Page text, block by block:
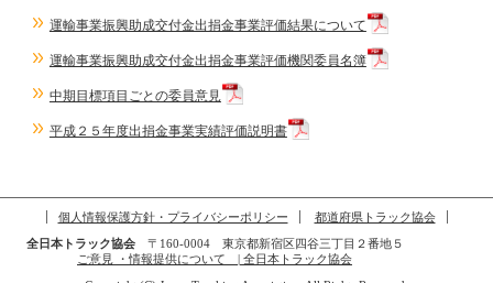
運輸事業振興助成交付金出捐金事業評価結果について
運輸事業振興助成交付金出捐金事業評価機関委員名簿
中期目標項目ごとの委員意見
平成２５年度出捐金事業実績評価説明書
個人情報保護方針・プライバシーポリシー
都道府県トラック協会
全日本トラック協会〒160-0004 東京都新宿区四谷三丁目２番地５
ご意見 ・情報提供について | 全日本トラック協会